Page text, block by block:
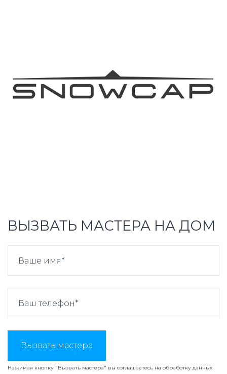
ВЫЗВАТЬ МАСТЕРА НА ДОМ
Вызвать мастера
Нажимая кнопку "Вызвать мастера" вы соглашаетесь на обработку данных